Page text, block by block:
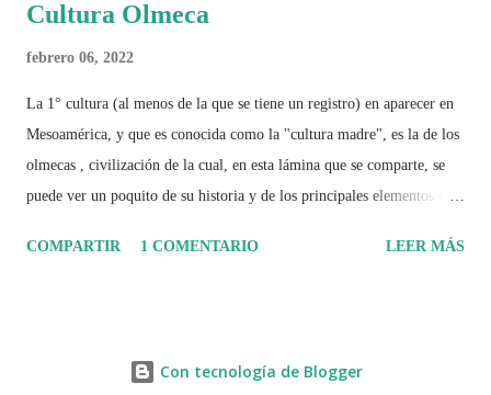
Cultura Olmeca
febrero 06, 2022
La 1° cultura (al menos de la que se tiene un registro) en aparecer en
Mesoamérica, y que es conocida como la "cultura madre", es la de los
olmecas , civilización de la cual, en esta lámina que se comparte, se
puede ver un poquito de su historia y de los principales elementos que
COMPARTIR
1 COMENTARIO LEER MÁS
Con tecnología de Blogger